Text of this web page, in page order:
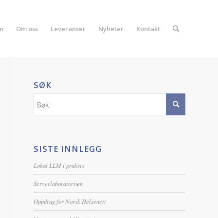
Om oss Leveranser Nyheter Kontakt
SØK
SISTE INNLEGG
Lokal LLM i praksis
Serverlaboratorium
Oppdrag for Norsk Helsenett